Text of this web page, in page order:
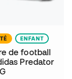
ENFANT
de football
Predator